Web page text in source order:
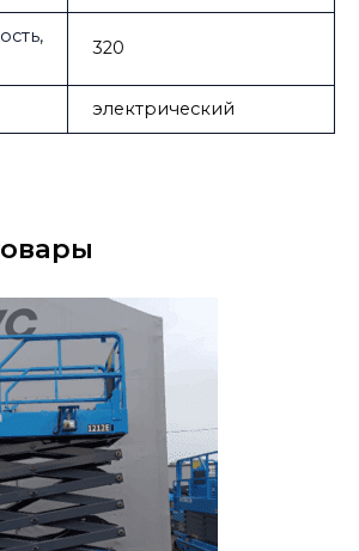
320
электрический